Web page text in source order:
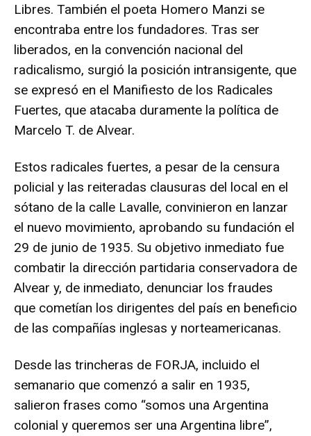
Libres. También el poeta Homero Manzi se
encontraba entre los fundadores. Tras ser
liberados, en la convención nacional del
radicalismo, surgió la posición intransigente, que
se expresó en el Manifiesto de los Radicales
Fuertes, que atacaba duramente la política de
Marcelo T. de Alvear.
Estos radicales fuertes, a pesar de la censura
policial y las reiteradas clausuras del local en el
sótano de la calle Lavalle, convinieron en lanzar
el nuevo movimiento, aprobando su fundación el
29 de junio de 1935. Su objetivo inmediato fue
combatir la dirección partidaria conservadora de
Alvear y, de inmediato, denunciar los fraudes
que cometían los dirigentes del país en beneficio
de las compañías inglesas y norteamericanas.
Desde las trincheras de FORJA, incluido el
semanario que comenzó a salir en 1935,
salieron frases como “somos una Argentina
colonial y queremos ser una Argentina libre”,